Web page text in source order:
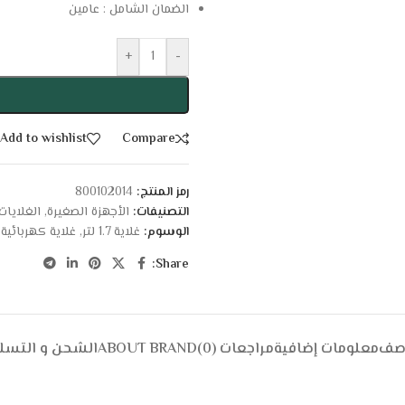
الضمان الشامل : عامين
-
+
Compare
Add to wishlist
رمز المنتج: 800102014
التصنيفات: الأجهزة الصغيرة,
الوسوم: غلاية 1.7 لتر , غلاية كهربائية
Share:
معلومات إضافيةمراجعات (0) ABOUT BRANDالشحن و